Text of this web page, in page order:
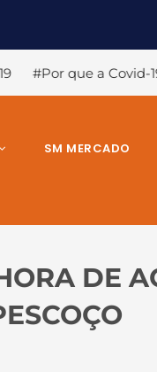
a perda de olfato
SM MERCADO
DE